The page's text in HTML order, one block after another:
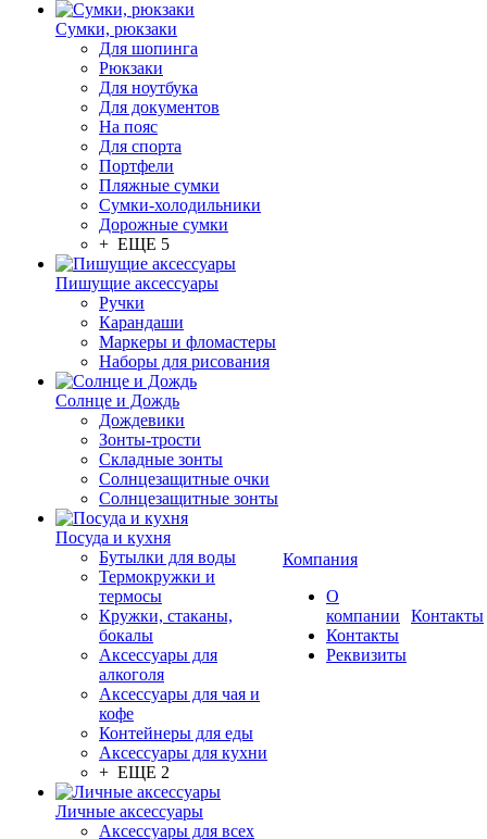
Сумки, рюкзаки
Для шопинга
Рюкзаки
Для ноутбука
Для документов
На пояс
Для спорта
Портфели
Пляжные сумки
Сумки-холодильники
Дорожные сумки
+ ЕЩЕ 5
Пишущие аксессуары
Ручки
Карандаши
Маркеры и фломастеры
Наборы для рисования
Солнце и Дождь
Дождевики
Зонты-трости
Складные зонты
Солнцезащитные очки
Солнцезащитные зонты
Посуда и кухня
Бутылки для воды
Термокружки и
термосы
Кружки, стаканы,
бокалы
Аксессуары для
алкоголя
Аксессуары для чая и
кофе
Контейнеры для еды
Аксессуары для кухни
+ ЕЩЕ 2
Личные аксессуары
Аксессуары для всех
Компания
О
компании
Контакты
Реквизиты
Контакты